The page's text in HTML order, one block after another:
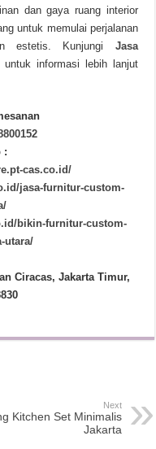
dan gaya ruang interior
untuk memulai perjalanan
estetis. Kunjungi Jasa
untuk informasi lebih lanjut
:
cas.co.id/
jasa-furnitur-custom-
bikin-furnitur-custom-
utara/
Ciracas, Jakarta Timur,
Next
Kitchen Set Minimalis
Jakarta